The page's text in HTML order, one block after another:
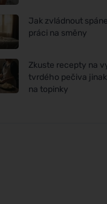
Jak zvládnout
práci na směny
Zkuste recepty na
tvrdého pečiva
na topinky